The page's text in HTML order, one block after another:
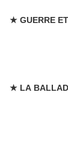
★ GUERRE
★ LA